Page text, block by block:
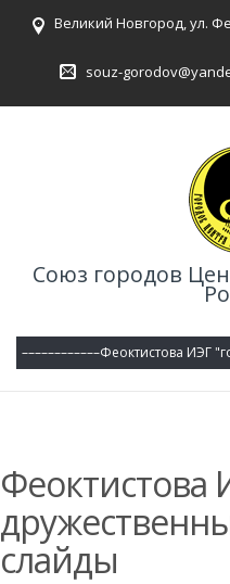
Великий Новгород, ул.
souz-
Союз городов
Феоктистова
слайды